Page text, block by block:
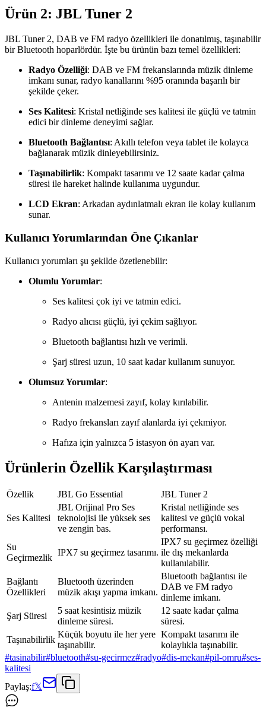
Ürün 2: JBL Tuner 2
JBL Tuner 2, DAB ve FM radyo özellikleri ile donatılmış, taşınabilir
bir Bluetooth hoparlördür. İşte bu ürünün bazı temel özellikleri:
Radyo Özelliği: DAB ve FM frekanslarında müzik dinleme
imkanı sunar, radyo kanallarını %95 oranında başarılı bir
şekilde çeker.
Ses Kalitesi: Kristal netliğinde ses kalitesi ile güçlü ve tatmin
edici bir dinleme deneyimi sağlar.
Bluetooth Bağlantısı: Akıllı telefon veya tablet ile kolayca
bağlanarak müzik dinleyebilirsiniz.
Taşınabilirlik: Kompakt tasarımı ve 12 saate kadar çalma
süresi ile hareket halinde kullanıma uygundur.
LCD Ekran: Arkadan aydınlatmalı ekran ile kolay kullanım
sunar.
Kullanıcı Yorumlarından Öne Çıkanlar
Kullanıcı yorumları şu şekilde özetlenebilir:
Olumlu Yorumlar:
Ses kalitesi çok iyi ve tatmin edici.
Radyo alıcısı güçlü, iyi çekim sağlıyor.
Bluetooth bağlantısı hızlı ve verimli.
Şarj süresi uzun, 10 saat kadar kullanım sunuyor.
Olumsuz Yorumlar:
Antenin malzemesi zayıf, kolay kırılabilir.
Radyo frekansları zayıf alanlarda iyi çekmiyor.
Hafıza için yalnızca 5 istasyon ön ayarı var.
Ürünlerin Özellik Karşılaştırması
Özellik JBL Go Essential JBL Tuner 2
Ses Kalitesi
JBL Orijinal Pro Ses
teknolojisi ile yüksek ses
ve zengin bas.
Kristal netliğinde ses
kalitesi ve güçlü vokal
performansı.
Su
Geçirmezlik
IPX7 su geçirmez tasarımı.
IPX7 su geçirmez özelliği
ile dış mekanlarda
kullanılabilir.
Bağlantı
Özellikleri
Bluetooth üzerinden
müzik akışı yapma imkanı.
Bluetooth bağlantısı ile
DAB ve FM radyo
dinleme imkanı.
Şarj Süresi
5 saat kesintisiz müzik
dinleme süresi.
12 saate kadar çalma
süresi.
Taşınabilirlik
Küçük boyutu ile her yere
taşınabilir.
Kompakt tasarımı ile
kolaylıkla taşınabilir.
#tasinabilir#bluetooth#su-gecirmez#radyo#dis-mekan#pil-omru#ses-
kalitesi
Paylaş:f𝕏